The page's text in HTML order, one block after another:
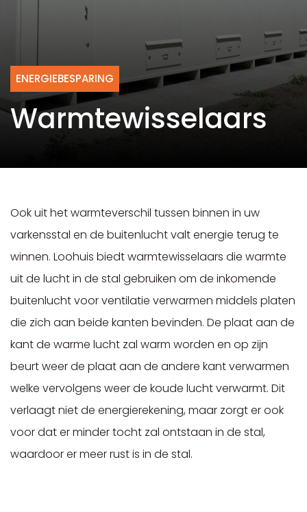
ENERGIEBESPARING
Warmtewisselaars
Ook uit het warmteverschil tussen binnen in uw
varkensstal en de buitenlucht valt energie terug te
winnen. Loohuis biedt warmtewisselaars die warmte
uit de lucht in de stal gebruiken om de inkomende
buitenlucht voor ventilatie verwarmen middels platen
die zich aan beide kanten bevinden. De plaat aan de
kant de warme lucht zal warm worden en op zijn
beurt weer de plaat aan de andere kant verwarmen
welke vervolgens weer de koude lucht verwarmt. Dit
verlaagt niet de energierekening, maar zorgt er ook
voor dat er minder tocht zal ontstaan in de stal,
waardoor er meer rust is in de stal.